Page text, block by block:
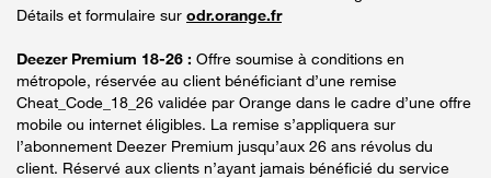
Détails et formulaire sur odr.orange.fr
Deezer Premium 18-26 : Offre soumise à conditions en
métropole, réservée au client bénéficiant d’une remise
Cheat_Code_18_26 validée par Orange dans le cadre d’une offre
mobile ou internet éligibles. La remise s’appliquera sur
l’abonnement Deezer Premium jusqu’aux 26 ans révolus du
client. Réservé aux clients n’ayant jamais bénéficié du service